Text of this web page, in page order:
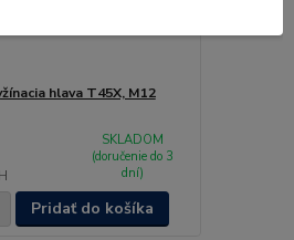
hlava T45X, M12
SKLADOM
(doručenie do 3
dní)
Pridať do košíka